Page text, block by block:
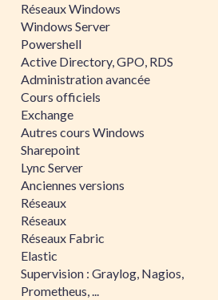
Réseaux Windows
Windows Server
Powershell
Active Directory, GPO, RDS
Administration avancée
Cours officiels
Exchange
Autres cours Windows
Sharepoint
Lync Server
Anciennes versions
Réseaux
Réseaux
Réseaux Fabric
Elastic
Supervision : Graylog, Nagios,
Prometheus, ...